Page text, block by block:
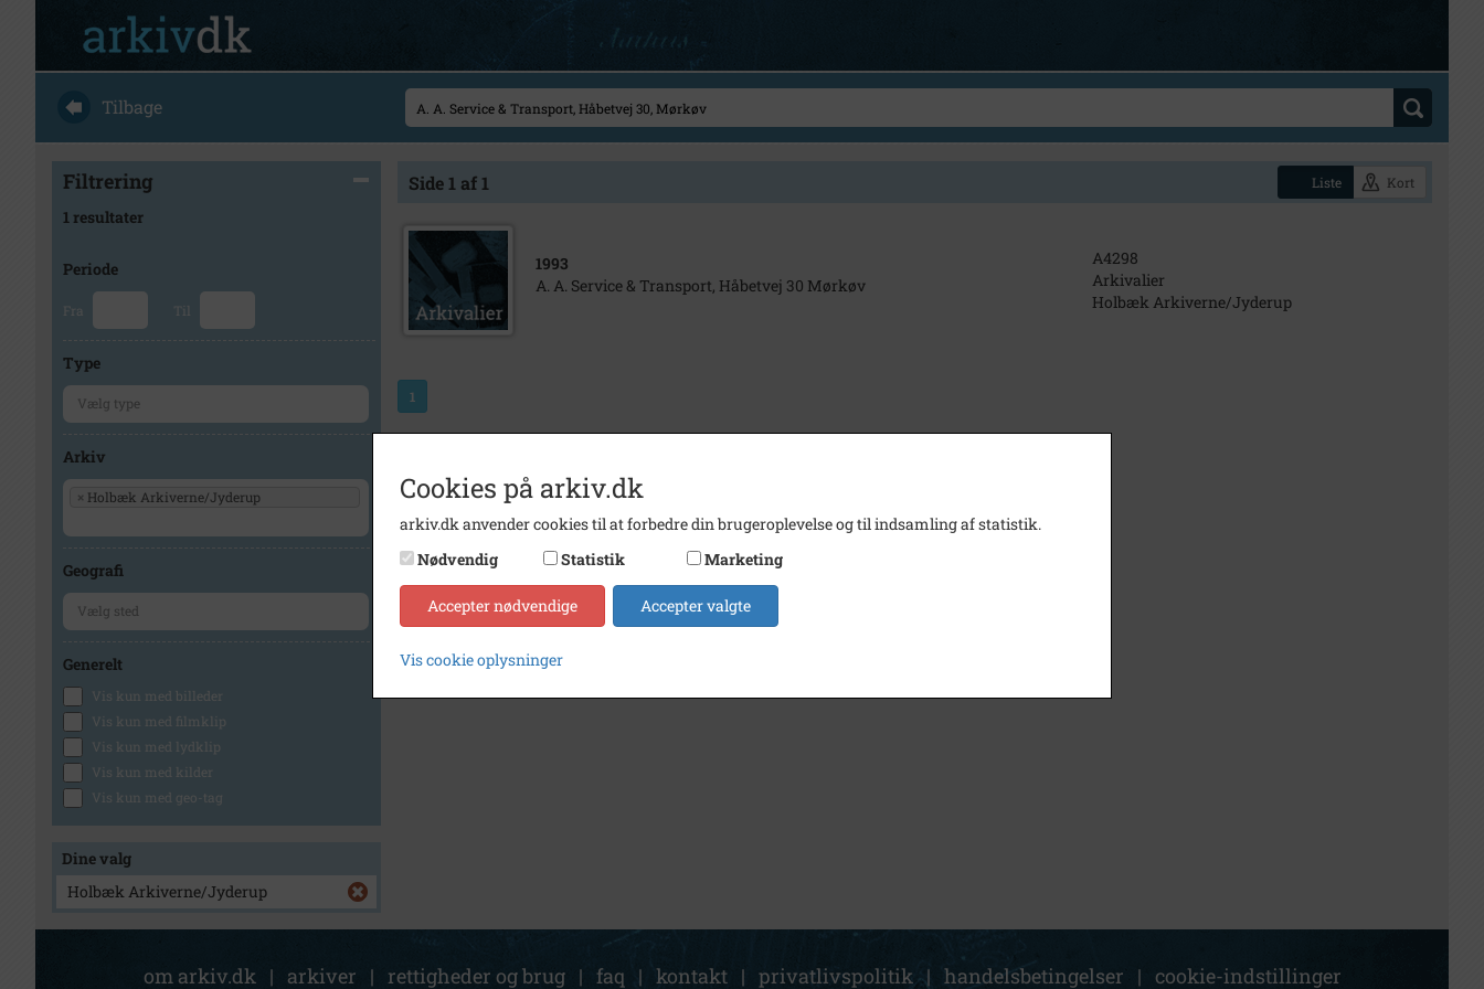
Tilbage
Filtrering
1 resultater
Periode
Fra Til
Type
Arkiv
× Holbæk Arkiverne/Jyderup
Geografi
Generelt
Vis kun med billeder
Vis kun med filmklip
Vis kun med lydklip
Vis kun med kilder
Vis kun med geo-tag
Dine valg
Holbæk Arkiverne/Jyderup
Side 1 af 1 Liste Kort
1993
A. A. Service & Transport, Håbetvej 30 Mørkøv
A4298
Arkivalier
Holbæk Arkiverne/Jyderup
1
om arkiv.dk | arkiver | rettigheder og brug | faq | kontakt | privatlivspolitik | handelsbetingelser | cookie-indstillinger
Cookies på arkiv.dk
arkiv.dk anvender cookies til at forbedre din brugeroplevelse og til indsamling af statistik.
Nødvendig
Statistik Marketing
Accepter nødvendige Accepter valgte
Vis cookie oplysninger